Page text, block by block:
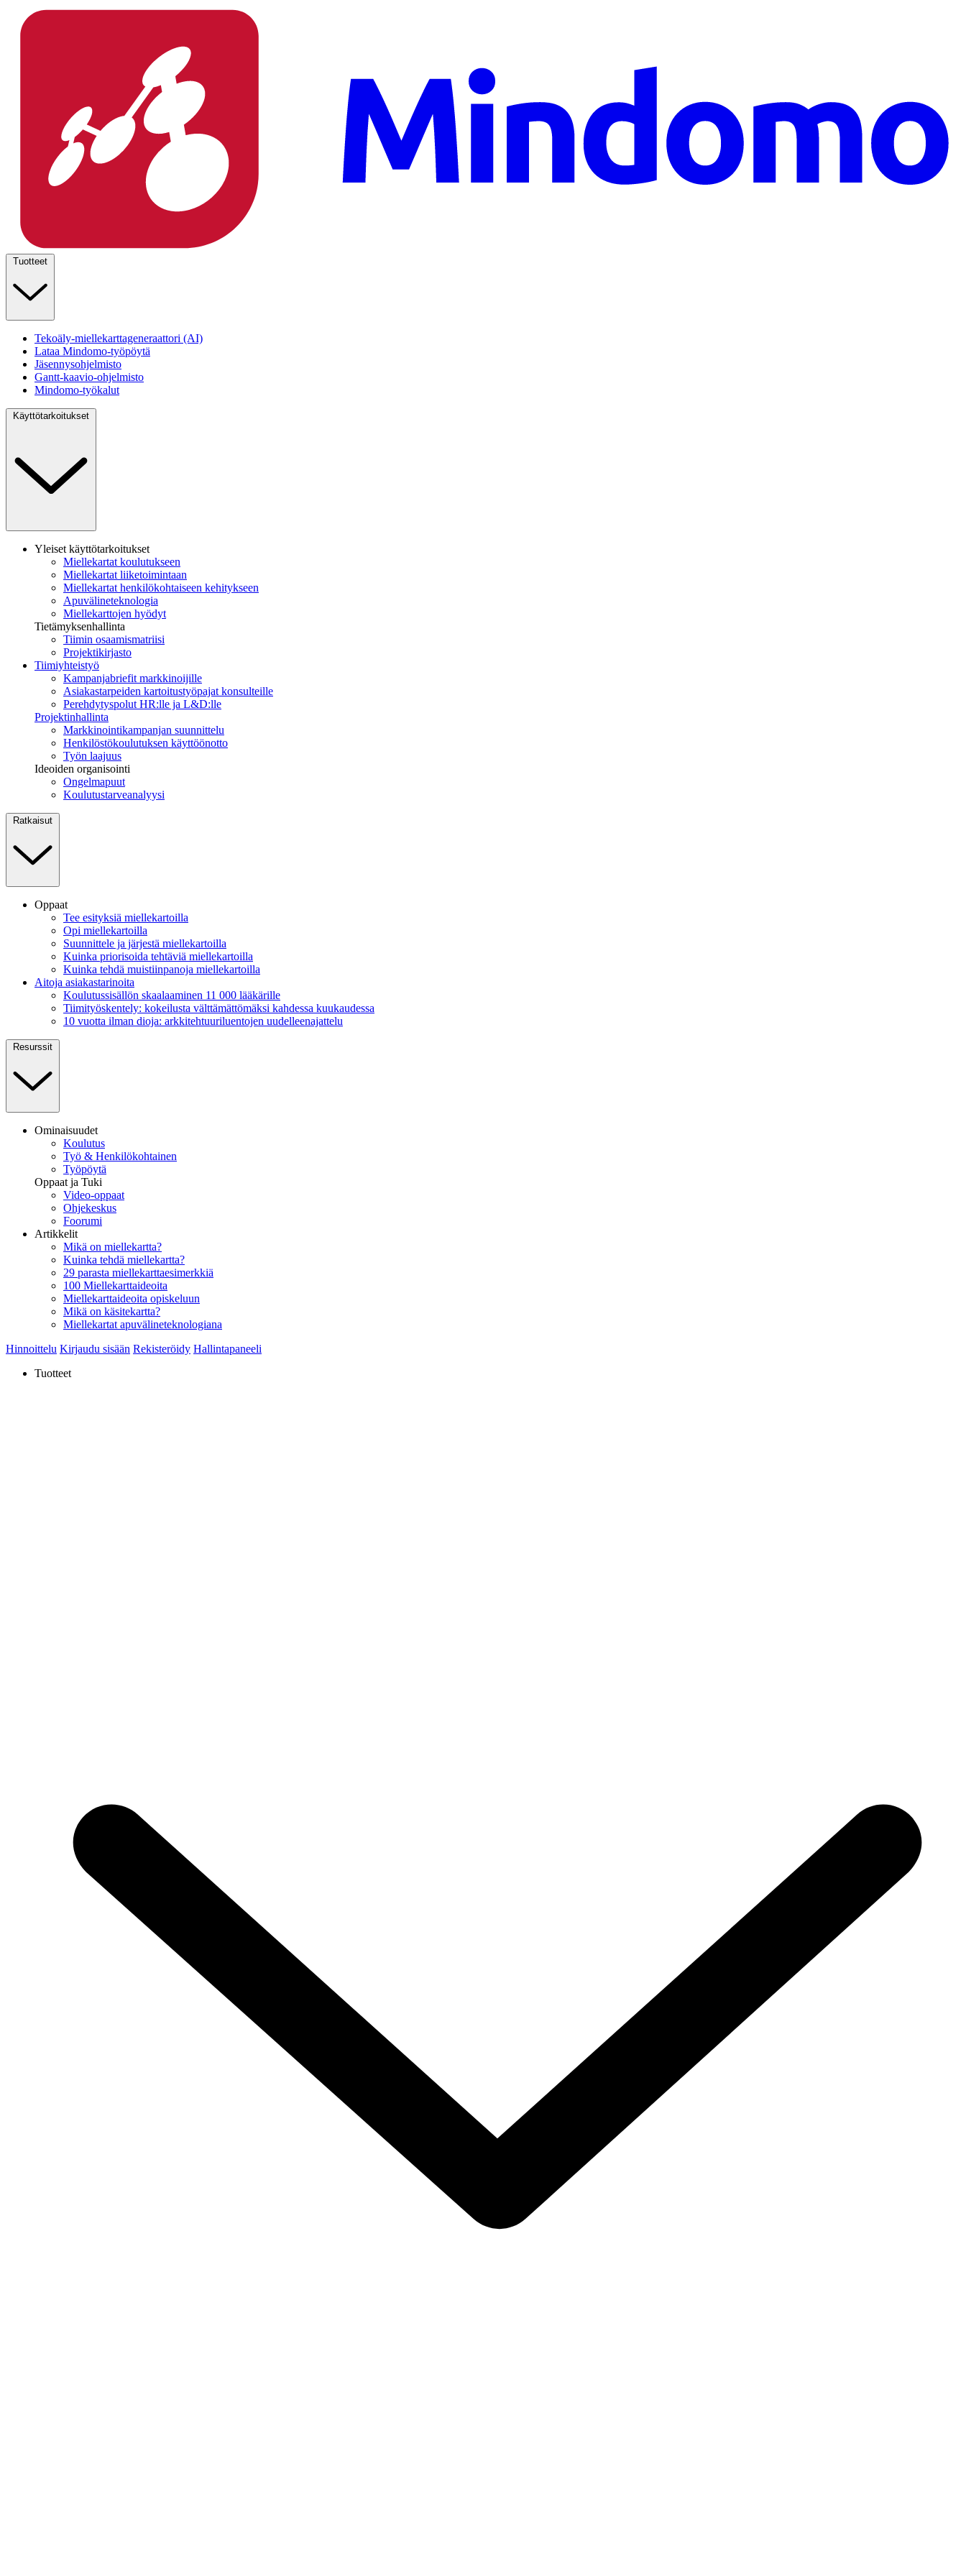
Tuotteet
Tekoäly-miellekarttageneraattori (AI)
Lataa Mindomo-työpöytä
Jäsennysohjelmisto
Gantt-kaavio-ohjelmisto
Mindomo-työkalut
Käyttötarkoitukset
Yleiset käyttötarkoitukset
Miellekartat koulutukseen
Miellekartat liiketoimintaan
Miellekartat henkilökohtaiseen kehitykseen
Apuvälineteknologia
Miellekarttojen hyödyt
Tietämyksenhallinta
Tiimin osaamismatriisi
Projektikirjasto
Tiimiyhteistyö
Kampanjabriefit markkinoijille
Asiakastarpeiden kartoitustyöpajat konsulteille
Perehdytyspolut HR:lle ja L&D:lle
Projektinhallinta
Markkinointikampanjan suunnittelu
Henkilöstökoulutuksen käyttöönotto
Työn laajuus
Ideoiden organisointi
Ongelmapuut
Koulutustarveanalyysi
Ratkaisut
Oppaat
Tee esityksiä miellekartoilla
Opi miellekartoilla
Suunnittele ja järjestä miellekartoilla
Kuinka priorisoida tehtäviä miellekartoilla
Kuinka tehdä muistiinpanoja miellekartoilla
Aitoja asiakastarinoita
Koulutussisällön skaalaaminen 11 000 lääkärille
Tiimityöskentely: kokeilusta välttämättömäksi kahdessa kuukaudessa
10 vuotta ilman dioja: arkkitehtuuriluentojen uudelleenajattelu
Resurssit
Ominaisuudet
Koulutus
Työ & Henkilökohtainen
Työpöytä
Oppaat ja Tuki
Video-oppaat
Ohjekeskus
Foorumi
Artikkelit
Mikä on miellekartta?
Kuinka tehdä miellekartta?
29 parasta miellekarttaesimerkkiä
100 Miellekarttaideoita
Miellekarttaideoita opiskeluun
Mikä on käsitekartta?
Miellekartat apuvälineteknologiana
Hinnoittelu Kirjaudu sisään Rekisteröidy Hallintapaneeli
Tuotteet